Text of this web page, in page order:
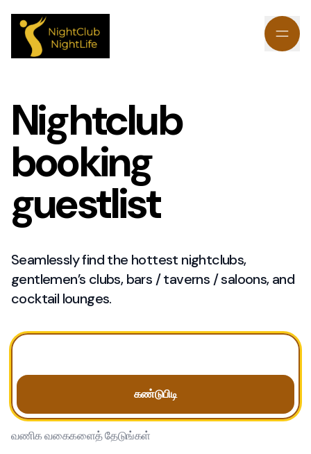
Nightclub
booking
guestlist
Seamlessly find the hottest nightclubs,
gentlemen’s clubs, bars / taverns / saloons, and
cocktail lounges.
கண்டுபிடி
வணிக வகைகளைத் தேடுங்கள்